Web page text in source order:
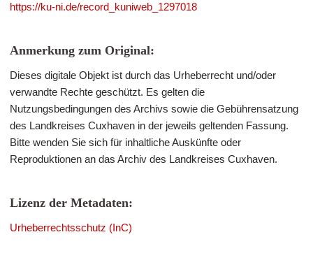
https://ku-ni.de/record_kuniweb_1297018
Anmerkung zum Original:
Dieses digitale Objekt ist durch das Urheberrecht und/oder
verwandte Rechte geschützt. Es gelten die
Nutzungsbedingungen des Archivs sowie die Gebührensatzung
des Landkreises Cuxhaven in der jeweils geltenden Fassung.
Bitte wenden Sie sich für inhaltliche Auskünfte oder
Reproduktionen an das Archiv des Landkreises Cuxhaven.
Lizenz der Metadaten:
Urheberrechtsschutz (InC)